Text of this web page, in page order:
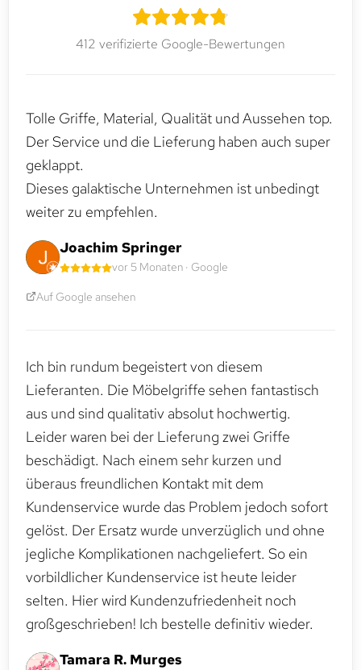
412 verifizierte Google-Bewertungen
Tolle Griffe, Material, Qualität und Aussehen top.
Der Service und die Lieferung haben auch super
geklappt.
Dieses galaktische Unternehmen ist unbedingt
weiter zu empfehlen.
Joachim Springer
vor 5 Monaten · Google
Auf Google ansehen
Ich bin rundum begeistert von diesem
Lieferanten. Die Möbelgriffe sehen fantastisch
aus und sind qualitativ absolut hochwertig.
Leider waren bei der Lieferung zwei Griffe
beschädigt. Nach einem sehr kurzen und
überaus freundlichen Kontakt mit dem
Kundenservice wurde das Problem jedoch sofort
gelöst. Der Ersatz wurde unverzüglich und ohne
jegliche Komplikationen nachgeliefert. So ein
vorbildlicher Kundenservice ist heute leider
selten. Hier wird Kundenzufriedenheit noch
großgeschrieben! Ich bestelle definitiv wieder.
Tamara R. Murges